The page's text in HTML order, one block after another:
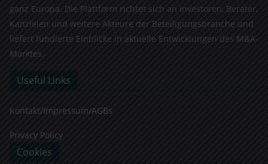
ganz Europa. Die Plattform richtet sich an Investoren, Berater,
Kanzleien und weitere Akteure der Beteiligungsbranche und
liefert fundierte Einblicke in aktuelle Entwicklungen des M&A-
Marktes.
Useful Links
Kontakt/Impressum/AGBs
Privacy Policy
Cookies